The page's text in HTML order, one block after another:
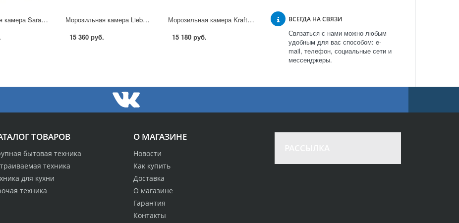
Морозильная камера Saratov 153 в Москве Морозильная камера Liebherr G 1223 в Москве
15 360 руб.
Морозильная камера Kraft BD 275 в Москве
15 180 руб.
ВСЕГДА НА СВЯЗИ
Связаться с нами можно любым
удобным для вас способом: e-
mail, телефон, социальные сети и
мессенджеры.
О МАГАЗИНЕ
Новости
Как купить
Доставка
О магазине
Гарантия
Контакты
ТОВАРОВ
бытовая техника
техника
для кухни
техника